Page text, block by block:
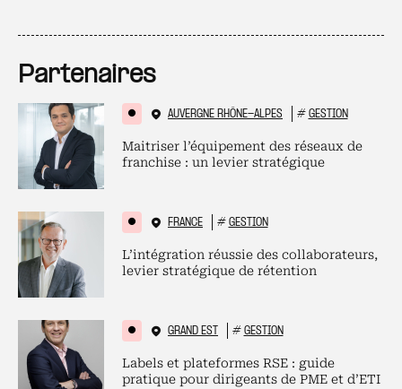
Partenaires
AUVERGNE RHÔNE-ALPES # GESTION
Maitriser l’équipement des réseaux de
franchise : un levier stratégique
FRANCE # GESTION
L’intégration réussie des collaborateurs,
levier stratégique de rétention
GRAND EST # GESTION
Labels et plateformes RSE : guide
pratique pour dirigeants de PME et d’ETI